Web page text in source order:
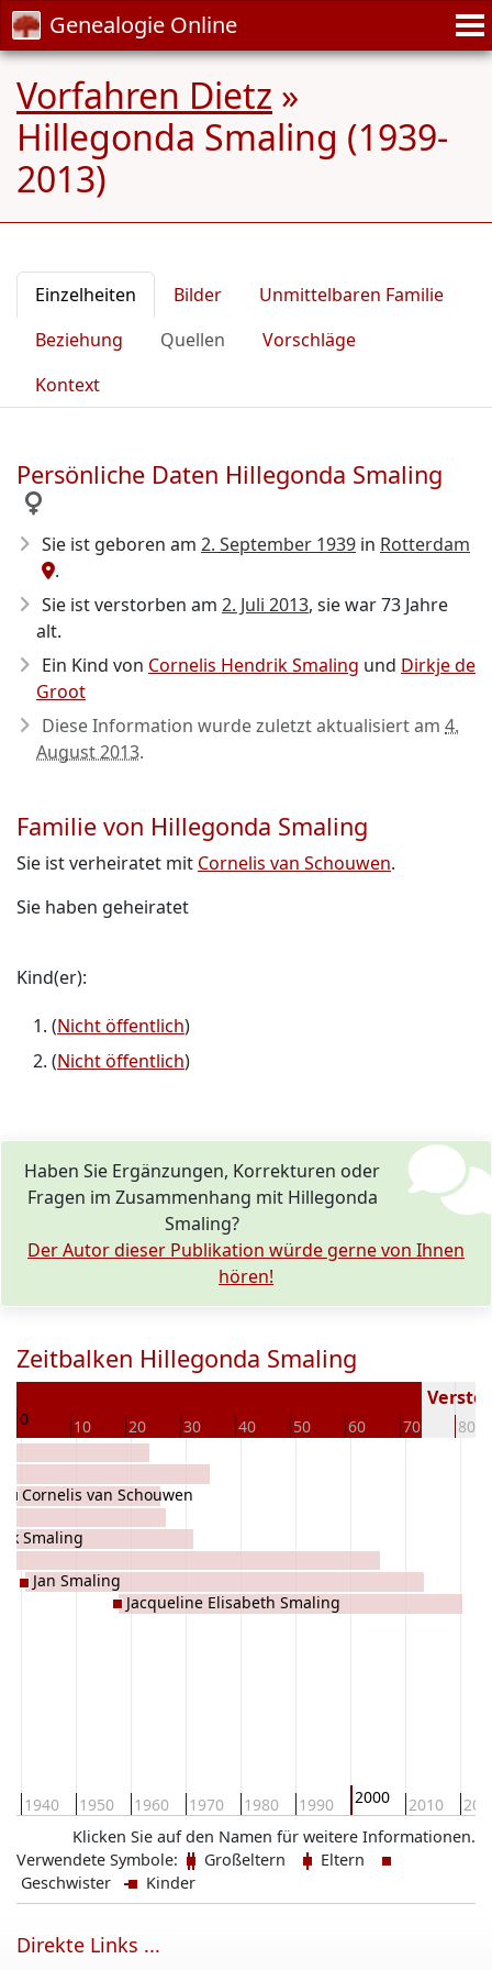
Genealogie Online
Vorfahren Dietz »
Hillegonda Smaling (1939-
2013)
Einzelheiten Bilder
Unmittelbaren Familie
Beziehung
Quellen
Vorschläge
Kontext
Persönliche Daten Hillegonda Smaling
Sie ist geboren am 2. September 1939 in Rotterdam
.
Sie ist verstorben am 2. Juli 2013, sie war 73 Jahre
alt.
Ein Kind von Cornelis Hendrik Smaling und Dirkje de
Groot
Diese Information wurde zuletzt aktualisiert am 4.
August 2013.
Familie von Hillegonda Smaling
Sie ist verheiratet mit Cornelis van Schouwen.
Sie haben geheiratet
Kind(er):
(Nicht öffentlich)
(Nicht öffentlich)
Haben Sie Ergänzungen, Korrekturen oder
Fragen im Zusammenhang mit Hillegonda
Smaling?
Der Autor dieser Publikation würde gerne von Ihnen
hören!
Zeitbalken Hillegonda Smaling
0 10 20 30 40 50 60 70 80
1940 1950 1960 1970 1980 1990 2000 2010
Smaling
Cornelis van Schouwen
Jan Smaling
Jacqueline Elisabeth Smaling
Klicken Sie auf den Namen für weitere Informationen.
Verwendete Symbole:
Großeltern
Eltern
Geschwister
Kinder
Direkte Links ...